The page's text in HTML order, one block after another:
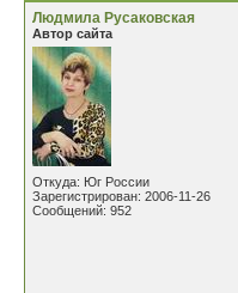
Людмила Русаковская
Автор сайта
Откуда: Юг России
Зарегистрирован: 2006-11-26
Сообщений: 952